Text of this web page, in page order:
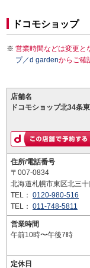
ドコモショップ
営業時間などは変更と
プ／d gardenからご確
店舗名
ドコモショップ北34条
住所/電話番号
〒007-0834
北海道札幌市東区北三
TEL： 0120-980-516
TEL： 011-748-5811
営業時間
午前10時〜午後7時
定休日